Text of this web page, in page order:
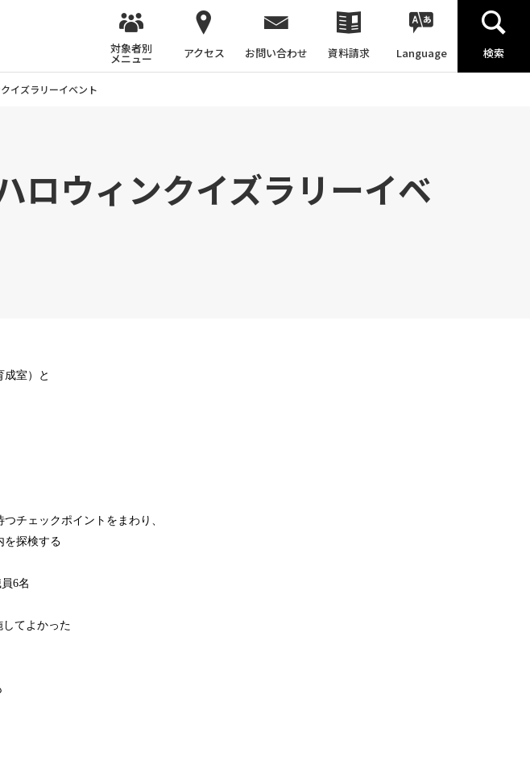
対象者別
メニュー アクセス お問い合わせ 資料請求 Language 検索
イズラリーイベント
ロウィンクイズラリーイベ
室）と
ェックポイントをまわり、
を探検する
6名
てよかった